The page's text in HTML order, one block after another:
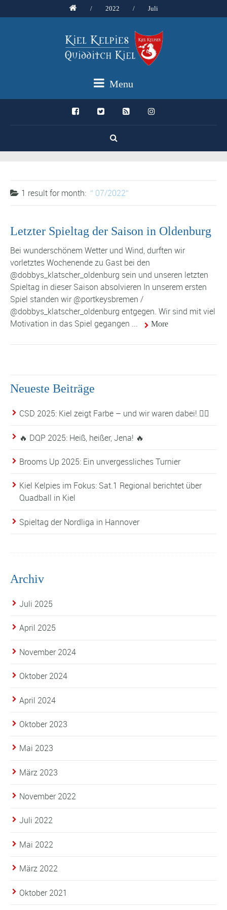
/ 2022 / Juli
Menu
1 result formonth: 07/2022
Letzter Spieltag der Saison in Oldenburg
Bei wunderschönem Wetter und Wind, durften wir
vorletztes Wochenende zu Gast bei den
@dobbys_klatscher_oldenburg sein und unseren letzten
Spieltag in dieser Saison absolvieren In unserem ersten
Spiel standen wir @portkeysbremen /
@dobbys_klatscher_oldenburg entgegen. Wir sind mit viel
Motivation in das Spiel gegangen ...
More
Neueste Beiträge
CSD 2025: Kiel zeigt Farbe – und wir waren dabei! 🏳️‍🌈
🔥 DQP 2025: Heiß, heißer, Jena! 🔥
Brooms Up 2025: Ein unvergessliches Turnier
Kiel Kelpies im Fokus: Sat.1 Regional berichtet über
Quadball in Kiel
Spieltag der Nordliga in Hannover
Archiv
Juli 2025
April 2025
November 2024
Oktober 2024
April 2024
Oktober 2023
Mai 2023
März 2023
November 2022
Juli 2022
Mai 2022
März 2022
Oktober 2021